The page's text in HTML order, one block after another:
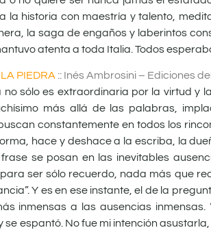
la historia con maestría y talento,
la saga de engaños y laberintos
atenta a toda Italia. Todos
PIEDRA :: Inés Ambrosini – Ediciones
no sólo es extraordinaria por la virtud y
más allá de las palabras,
constantemente en todos los
hace y deshace a la escriba, la
se posan en las inevitables
ser sólo recuerdo, nada más que
Y es en ese instante, el de la
inmensas a las ausencias
espantó. No fue mi intención